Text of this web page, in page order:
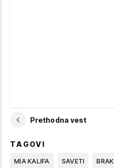
Prethodna vest
TAGOVI
MIA KALIFA SAVETI BRAK